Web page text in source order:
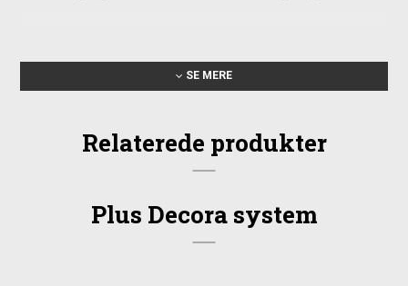
Elementet er bygget op af kraftige trækomponenter, der sikrer
stabilitet og en lang brugstid. Rammen er udført i solide
på styrke i daglig brug.
Stave: 12x32 mm
SE MERE
Relaterede produkter
Plus Decora system